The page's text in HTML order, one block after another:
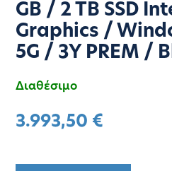
GB / 2 TB SSD
Graphics /
5G / 3Y PREM /
Διαθέσιμο
3.993,50 €